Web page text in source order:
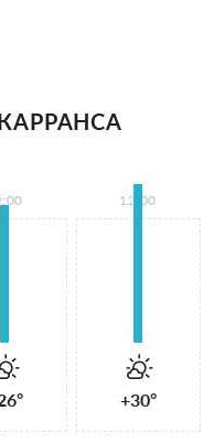
12:00
+30°